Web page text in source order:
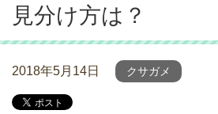
見分け方は？
2018年5月14日 クサガメ